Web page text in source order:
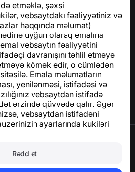
etməklə, şəxsi
vebsaytdakı fəaliyyətiniz və
haqqında məlumat)
uyğun olaraq emalına
vebsaytın fəaliyyətini
davranışını təhlil etməyə
kömək edir, o cümlədən
Emala məlumatların
yenilənməsi, istifadəsi və
vebsaytdan istifadə
ərzində qüvvədə qalır. Əgər
vebsaytdan istifadəni
ayarlarında kukiləri
Rədd et
suallar üçün: